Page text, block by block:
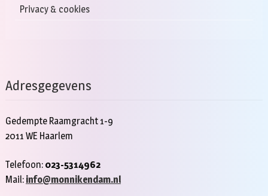
Privacy & cookies
Adresgegevens
Gedempte Raamgracht 1-9
2011 WE Haarlem
Telefoon: 023-5314962
Mail: info@monnikendam.nl